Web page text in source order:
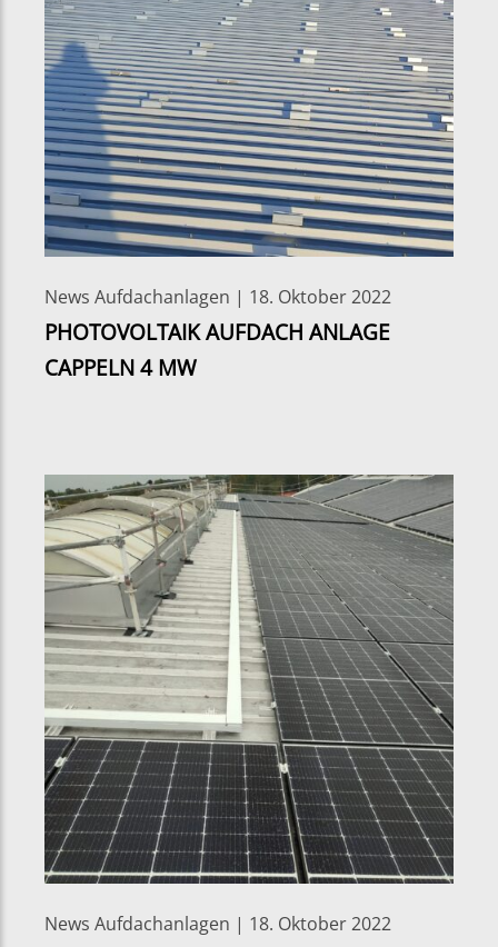
News Aufdachanlagen | 18. Oktober 2022
PHOTOVOLTAIK AUFDACH ANLAGE
CAPPELN 4 MW
News Aufdachanlagen | 18. Oktober 2022